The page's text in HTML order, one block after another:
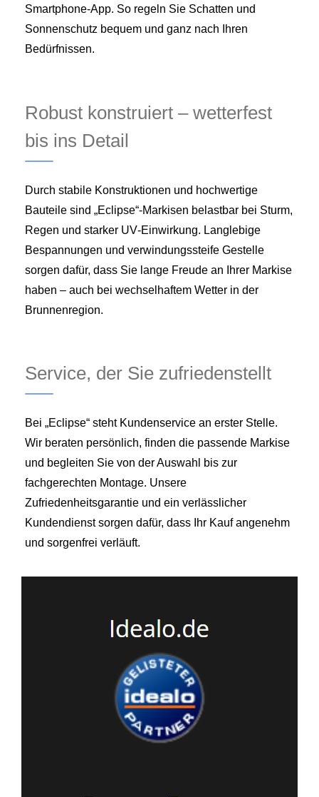
Smartphone‑App. So regeln Sie Schatten und
Sonnenschutz bequem und ganz nach Ihren
Bedürfnissen.
Robust konstruiert – wetterfest
bis ins Detail
Durch stabile Konstruktionen und hochwertige
Bauteile sind „Eclipse“-Markisen belastbar bei Sturm,
Regen und starker UV‑Einwirkung. Langlebige
Bespannungen und verwindungssteife Gestelle
sorgen dafür, dass Sie lange Freude an Ihrer Markise
haben – auch bei wechselhaftem Wetter in der
Brunnenregion.
Service, der Sie zufriedenstellt
Bei „Eclipse“ steht Kundenservice an erster Stelle.
Wir beraten persönlich, finden die passende Markise
und begleiten Sie von der Auswahl bis zur
fachgerechten Montage. Unsere
Zufriedenheitsgarantie und ein verlässlicher
Kundendienst sorgen dafür, dass Ihr Kauf angenehm
und sorgenfrei verläuft.